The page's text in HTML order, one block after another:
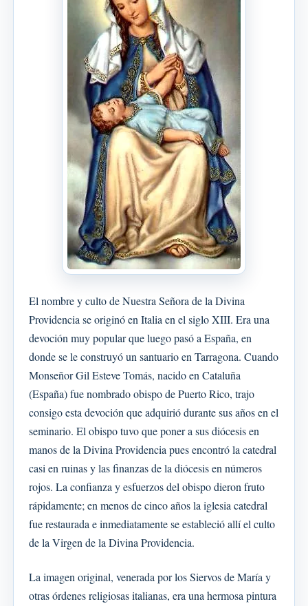
El nombre y culto de Nuestra Señora de la Divina
Providencia se originó en Italia en el siglo XIII. Era una
devoción muy popular que luego pasó a España, en
donde se le construyó un santuario en Tarragona. Cuando
Monseñor Gil Esteve Tomás, nacido en Cataluña
(España) fue nombrado obispo de Puerto Rico, trajo
consigo esta devoción que adquirió durante sus años en el
seminario. El obispo tuvo que poner a sus diócesis en
manos de la Divina Providencia pues encontró la catedral
casi en ruinas y las finanzas de la diócesis en números
rojos. La confianza y esfuerzos del obispo dieron fruto
rápidamente; en menos de cinco años la iglesia catedral
fue restaurada e inmediatamente se estableció allí el culto
de la Virgen de la Divina Providencia.
La imagen original, venerada por los Siervos de María y
otras órdenes religiosas italianas, era una hermosa pintura